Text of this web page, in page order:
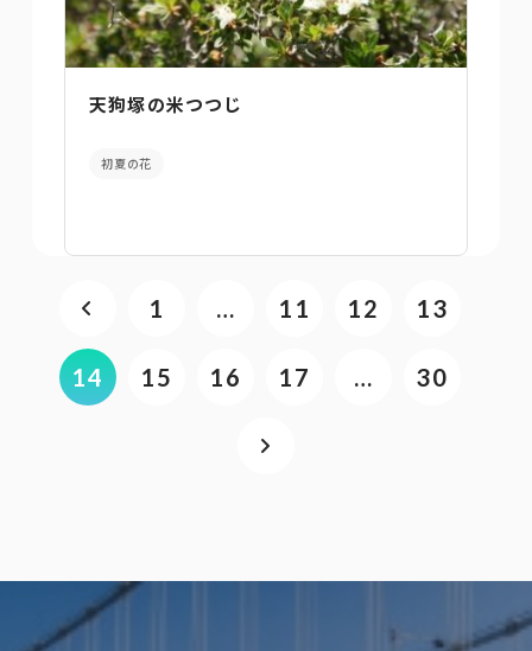
天狗塚の米つつじ
初夏の花
1 … 11 12 13
14 15 16 17 … 30